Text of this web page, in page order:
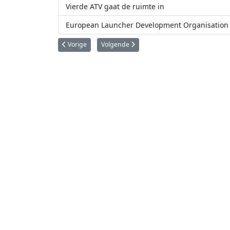
Vierde ATV gaat de ruimte in
European Launcher Development Organisation
Vorig artikel: SpaceX brengt Deep Space Climate
Vorige Volgende artikel: Iraanse satelliet
Volgende